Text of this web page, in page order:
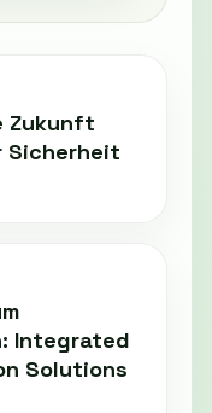
Zukunft
Sicherheit
Integrated
Solutions